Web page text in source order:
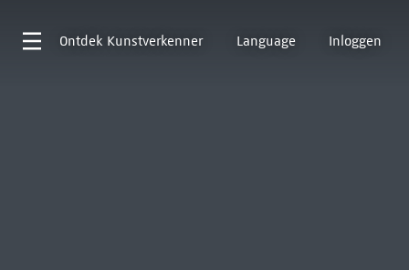
Ontdek Kunstverkenner Language Inloggen